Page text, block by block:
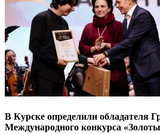
В Курске определили обладателя
Международного конкурса